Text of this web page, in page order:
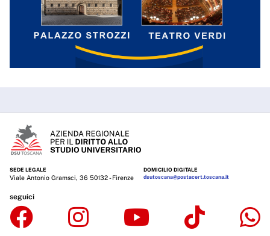
SEDE LEGALE
Viale Antonio Gramsci, 36 50132 - Firenze
DOMICILIO DIGITALE
dsutoscana@postacert.toscana.it
seguici